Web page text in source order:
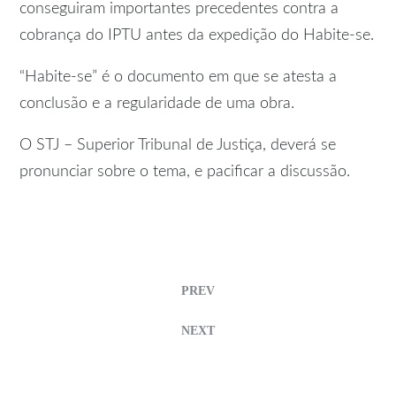
conseguiram importantes precedentes contra a
cobrança do IPTU antes da expedição do Habite-se.
“Habite-se” é o documento em que se atesta a
conclusão e a regularidade de uma obra.
O STJ – Superior Tribunal de Justiça, deverá se
pronunciar sobre o tema, e pacificar a discussão.
PREV
NEXT